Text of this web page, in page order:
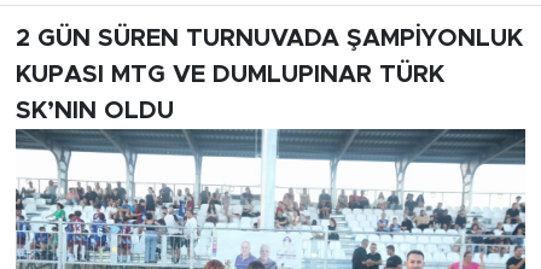
2 GÜN SÜREN TURNUVADA ŞAMPİYONLUK
KUPASI MTG VE DUMLUPINAR TÜRK
SK’NIN OLDU